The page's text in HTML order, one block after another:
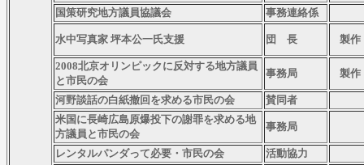
国策研究地方議員協議会
事務連絡係
水中写真家 坪本公一氏支援 団 長 製作
2008北京オリンピックに反対する地方議員
と市民の会
事務局 製作
河野談話の白紙撤回を求める市民の会
賛同者
米国に長崎広島原爆投下の謝罪を求める地
方議員と市民の会
事務局
レンタルパンダって必要・市民の会
活動協力